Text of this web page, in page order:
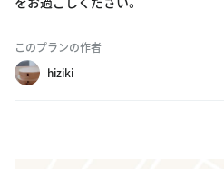
このプランの作者
hiziki